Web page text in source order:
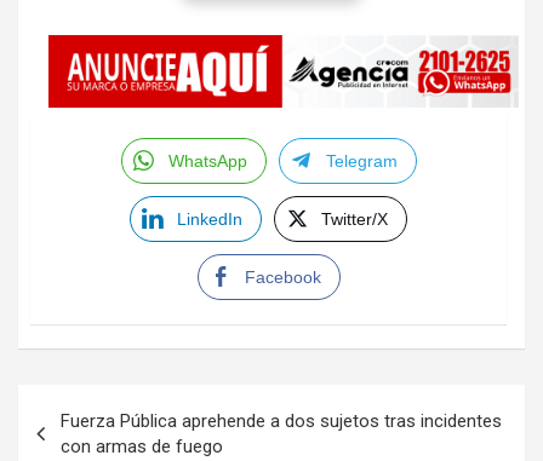
WhatsApp Telegram
LinkedIn Twitter/X
Facebook
de
Fuerza Pública aprehende a dos sujetos tras incidentes
con armas de fuego